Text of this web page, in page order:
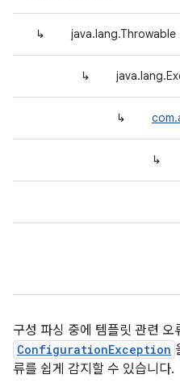
↳ java.lang.Throwable
↳
↳
↳
구성 파싱 중에 템플릿 관련 오
ConfigurationException
류를 쉽게 감지할 수 있습니다.